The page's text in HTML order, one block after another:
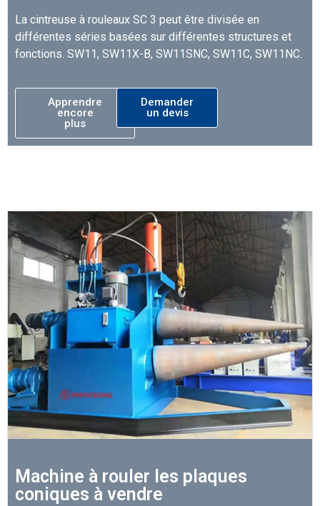
La cintreuse à rouleaux SC 3 peut être divisée en
différentes séries basées sur différentes structures et
fonctions. SW11, SW11X-B, SW11SNC, SW11C, SW11NC.
Apprendre
encore
plus
Demander
un devis
Machine à rouler les plaques
coniques à vendre